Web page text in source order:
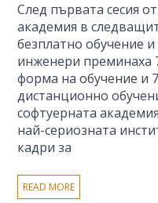
След първата сесия
академия в
безплатно обучение
инженери преминаха
форма на обучение и
дистанционно
софтуерната
най-сериозната
кадри за
READ MORE